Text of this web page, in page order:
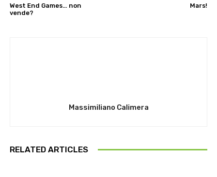
West End Games… non
vende?
Mars!
Massimiliano Calimera
RELATED ARTICLES